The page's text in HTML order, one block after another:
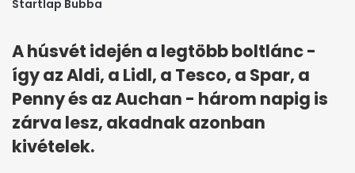
Startlap Bubba
A húsvét idején a legtöbb boltlánc -
így az Aldi, a Lidl, a Tesco, a Spar, a
Penny és az Auchan - három napig is
zárva lesz, akadnak azonban
kivételek.